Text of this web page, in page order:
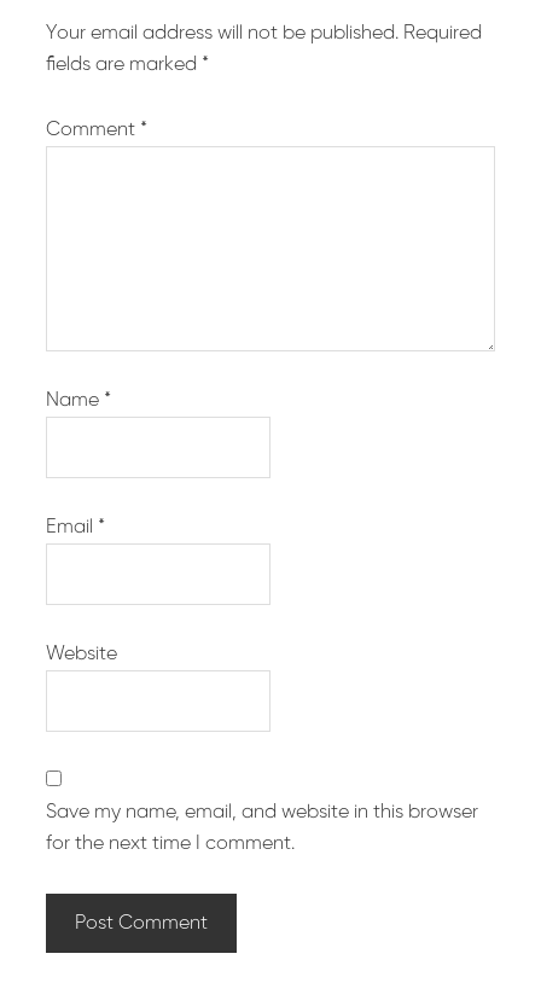
Your email address will not be published. Required
fields are marked *
Comment *
Name *
Email *
Website
Save my name, email, and website in this browser
for the next time I comment.